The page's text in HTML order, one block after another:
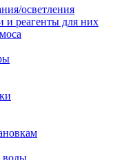
осветления
и реагенты для них
воды